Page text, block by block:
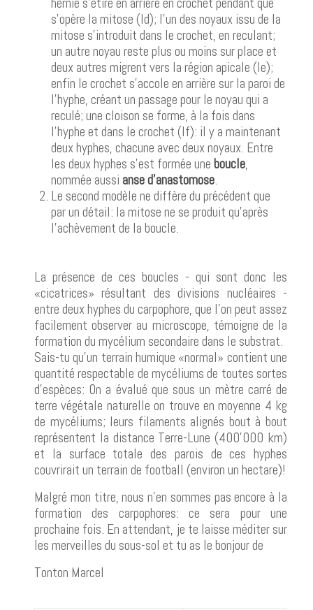
s'opère la mitose (Id); l'un des noyaux issu de la
mitose s'introduit dans le crochet, en reculant;
un autre noyau reste plus ou moins sur place et
deux autres migrent vers la région apicale (Ie);
enfin le crochet s'accole en arrière sur la paroi de
l'hyphe, créant un passage pour le noyau qui a
reculé; une cloison se forme, à la fois dans
l'hyphe et dans le crochet (If): il y a maintenant
deux hyphes, chacune avec deux noyaux. Entre
les deux hyphes s'est formée une boucle,
nommée aussi anse d'anastomose.
Le second modèle ne diffère du précédent que
par un détail: la mitose ne se produit qu'après
l'achèvement de la boucle.
La présence de ces boucles - qui sont donc les
«cicatrices» résultant des divisions nucléaires -
entre deux hyphes du carpophore, que l'on peut assez
facilement observer au microscope, témoigne de la
formation du mycélium secondaire dans le substrat.
Sais-tu qu'un terrain humique «normal» contient une
quantité respectable de mycéliums de toutes sortes
d'espèces: On a évalué que sous un mètre carré de
terre végétale naturelle on trouve en moyenne 4 kg
de mycéliums; leurs filaments alignés bout à bout
représentent la distance Terre-Lune (400'000 km)
et la surface totale des parois de ces hyphes
couvrirait un terrain de football (environ un hectare)!
Malgré mon titre, nous n'en sommes pas encore à la
formation des carpophores: ce sera pour une
prochaine fois. En attendant, je te laisse méditer sur
les merveilles du sous-sol et tu as le bonjour de
Tonton Marcel